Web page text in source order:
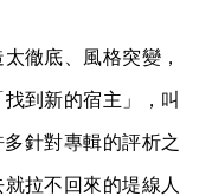
徹底、風格突變，
到新的宿主」，叫
針對專輯的評析之
拉不回來的堤線人